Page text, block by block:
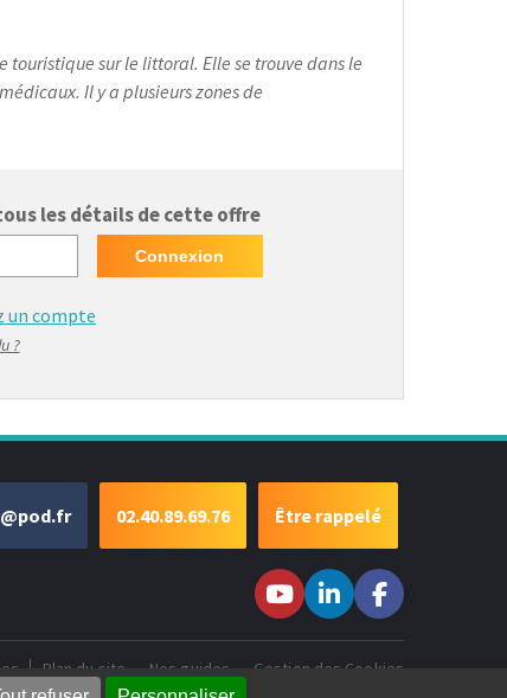
touristique sur le littoral. Elle se trouve dans le
Il y a plusieurs zones de
les détails de cette offre
un compte
?
Être rappelé
02.40.89.69.76
Youtubesur LinkedIn
nous sur
Facebook
Plan du site Nos guides Gestion des Cookies